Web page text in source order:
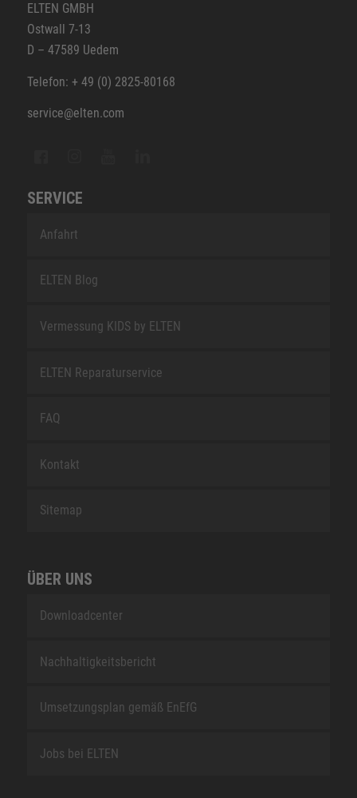
ELTEN GMBH
Ostwall 7-13
D – 47589 Uedem
Telefon: + 49 (0) 2825-80168
service@elten.com
SERVICE
Anfahrt
ELTEN Blog
Vermessung KIDS by ELTEN
ELTEN Reparaturservice
FAQ
Kontakt
Sitemap
ÜBER UNS
Downloadcenter
Nachhaltigkeitsbericht
Umsetzungsplan gemäß EnEfG
Jobs bei ELTEN